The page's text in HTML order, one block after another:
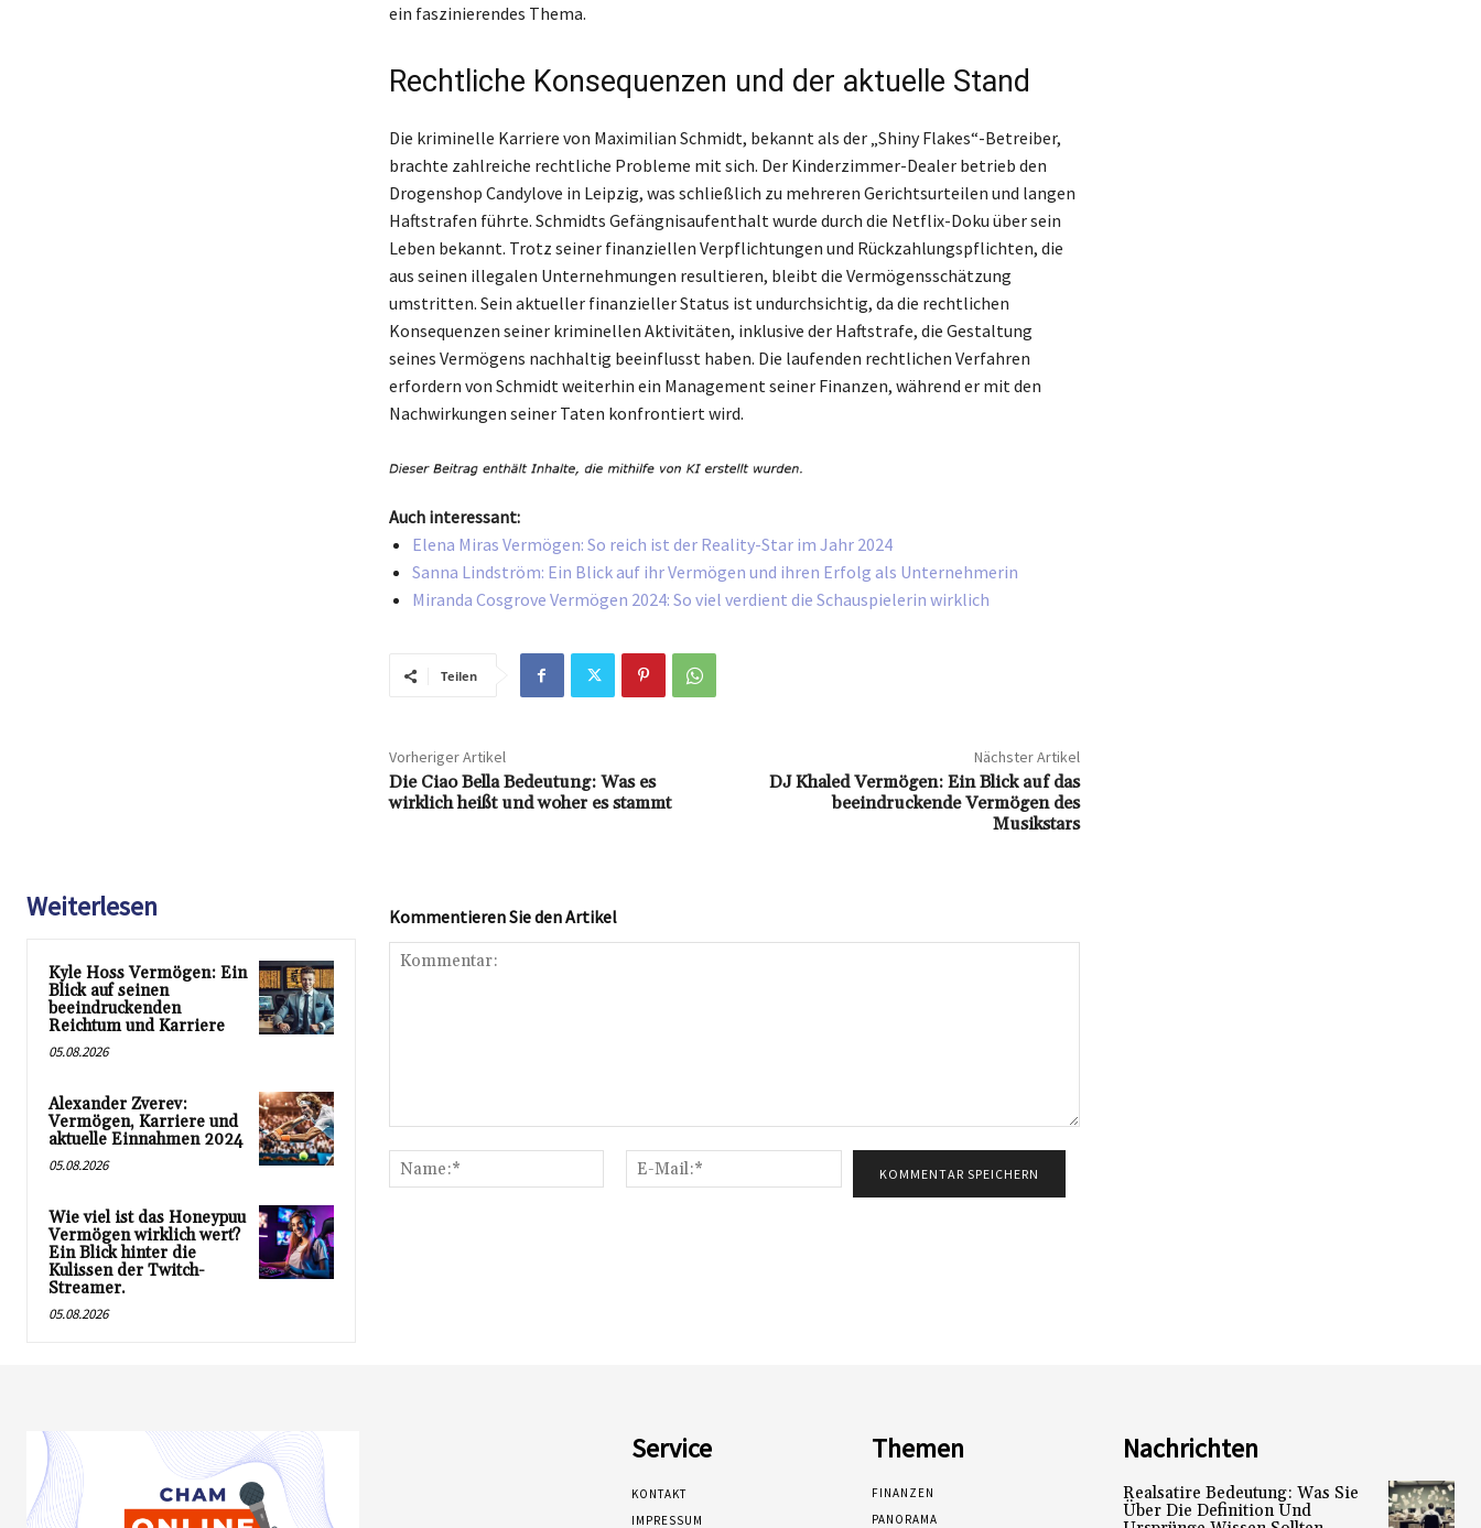
ein faszinierendes Thema.
Rechtliche Konsequenzen und der aktuelle Stand
Die kriminelle Karriere von Maximilian Schmidt, bekannt als der „Shiny Flakes“-Betreiber,
brachte zahlreiche rechtliche Probleme mit sich. Der Kinderzimmer-Dealer betrieb den
Drogenshop Candylove in Leipzig, was schließlich zu mehreren Gerichtsurteilen und langen
Haftstrafen führte. Schmidts Gefängnisaufenthalt wurde durch die Netflix-Doku über sein
Leben bekannt. Trotz seiner finanziellen Verpflichtungen und Rückzahlungspflichten, die
aus seinen illegalen Unternehmungen resultieren, bleibt die Vermögensschätzung
umstritten. Sein aktueller finanzieller Status ist undurchsichtig, da die rechtlichen
Konsequenzen seiner kriminellen Aktivitäten, inklusive der Haftstrafe, die Gestaltung
seines Vermögens nachhaltig beeinflusst haben. Die laufenden rechtlichen Verfahren
erfordern von Schmidt weiterhin ein Management seiner Finanzen, während er mit den
Nachwirkungen seiner Taten konfrontiert wird.
Auch interessant:
Elena Miras Vermögen: So reich ist der Reality-Star im Jahr 2024
Sanna Lindström: Ein Blick auf ihr Vermögen und ihren Erfolg als Unternehmerin
Miranda Cosgrove Vermögen 2024: So viel verdient die Schauspielerin wirklich
Teilen
Vorheriger Artikel
Die Ciao Bella Bedeutung: Was es
wirklich heißt und woher es stammt
Nächster Artikel
DJ Khaled Vermögen: Ein Blick auf das
beeindruckende Vermögen des
Musikstars
Weiterlesen
Kyle Hoss Vermögen: Ein
Blick auf seinen
beeindruckenden
Reichtum und Karriere
05.08.2026
Alexander Zverev:
Vermögen, Karriere und
aktuelle Einnahmen 2024
05.08.2026
Wie viel ist das Honeypuu
Vermögen wirklich wert?
Ein Blick hinter die
Kulissen der Twitch-
Streamer.
05.08.2026
Kommentieren Sie den Artikel
Name:*
Mail:*
Service
KONTAKT
IMPRESSUM
Themen
FINANZEN
PANORAMA
Nachrichten
Realsatire Bedeutung: Was Sie
Über Die Definition Und